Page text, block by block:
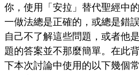
你，使用「安拉」替代聖經中
一做法總是正確的，或總是錯
自己不了解這些問題，或者他
題的答案並不那麼簡單。在此
下本次討論中使用的以下幾個常